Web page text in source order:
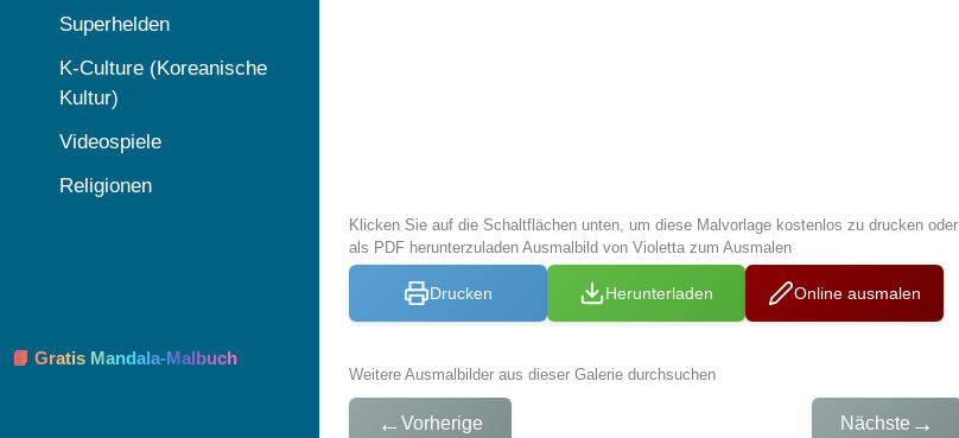
Klicken Sie auf die Schaltflächen unten, um diese Malvorlage kostenlos zu drucken oder
als PDF herunterzuladen Ausmalbild von Violetta zum Ausmalen
Drucken Herunterladen Online ausmalen
Weitere Ausmalbilder aus dieser Galerie durchsuchen
← Vorherige Nächste →
Superhelden
K-Culture (Koreanische
Kultur)
Videospiele
Religionen
📘 Gratis Mandala-Malbuch